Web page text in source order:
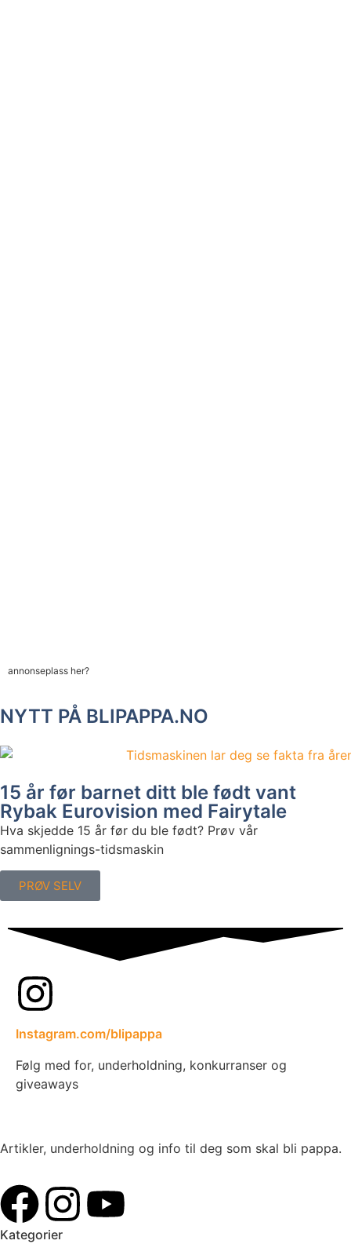
annonseplass her?
NYTT PÅ BLIPAPPA.NO
15 år før barnet ditt ble født vant
Rybak Eurovision med Fairytale
Hva skjedde 15 år før du ble født? Prøv vår
sammenlignings-tidsmaskin
PRØV SELV
Instagram.com/blipappa
Følg med for, underholdning, konkurranser og
giveaways
Artikler, underholdning og info til deg som skal bli pappa.
Kategorier